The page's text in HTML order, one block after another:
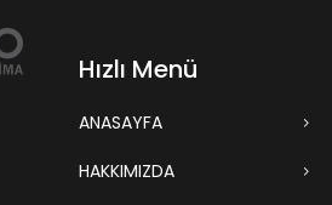
Hızlı Menü
ANASAYFA
HAKKIMIZDA